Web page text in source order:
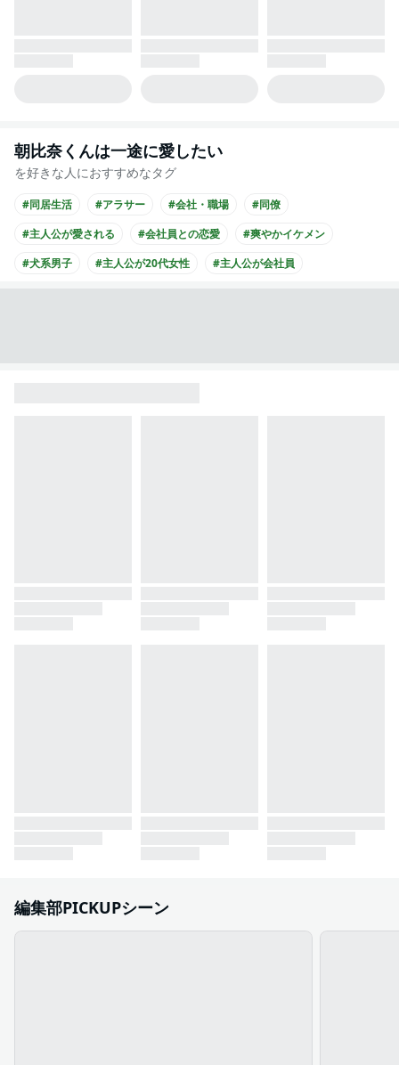
朝比奈くんは一途に愛したい
を好きな人におすすめなタグ
#同居生活 #アラサー #会社・職場
#同僚
#主人公が愛される
#会社員との恋愛
#爽やかイケメン
#犬系男子
#主人公が20代女性 #主人公が会社員
編集部PICKUPシーン